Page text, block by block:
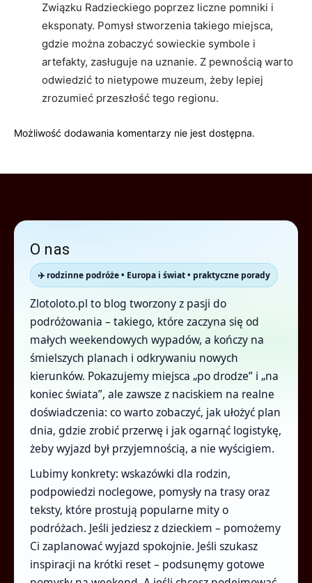
Związku Radzieckiego poprzez liczne pomniki i
eksponaty. Pomysł stworzenia takiego miejsca,
gdzie można zobaczyć sowieckie symbole i
artefakty, zasługuje na uznanie. Z pewnością warto
odwiedzić to nietypowe muzeum, żeby lepiej
zrozumieć przeszłość tego regionu.
Możliwość dodawania komentarzy nie jest dostępna.
O nas
✈️ rodzinne podróże • Europa i świat • praktyczne porady
Zlotoloto.pl to blog tworzony z pasji do
podróżowania – takiego, które zaczyna się od
małych weekendowych wypadów, a kończy na
śmielszych planach i odkrywaniu nowych
kierunków. Pokazujemy miejsca „po drodze” i „na
koniec świata”, ale zawsze z naciskiem na realne
doświadczenia: co warto zobaczyć, jak ułożyć plan
dnia, gdzie zrobić przerwę i jak ogarnąć logistykę,
żeby wyjazd był przyjemnością, a nie wyścigiem.
Lubimy konkrety: wskazówki dla rodzin,
podpowiedzi noclegowe, pomysły na trasy oraz
teksty, które prostują popularne mity o
podróżach. Jeśli jedziesz z dzieckiem – pomożemy
Ci zaplanować wyjazd spokojnie. Jeśli szukasz
inspiracji na krótki reset – podsunęmy gotowe